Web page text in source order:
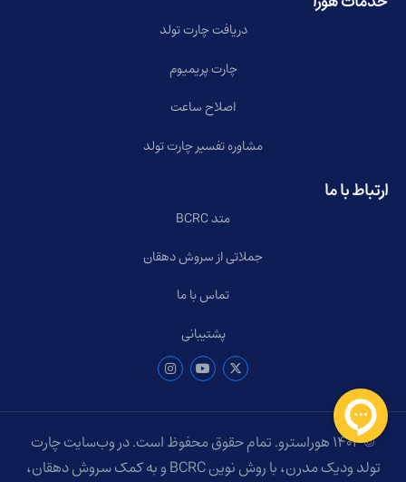
دریافت چارت تولد
چارت پریمیوم
اصلاح ساعت
مشاوره تفسیر چارت تولد
ارتباط با ما
متد BCRC
جملاتی از سروش دهقان
تماس با ما
پشتیبانی
© ۱۴۰۴ هوراسترو. تمام حقوق محفوظ است. در وب‌سایت چارت
تولد ودیک مدرن، با روش نوین BCRC و به کمک سروش دهقان،